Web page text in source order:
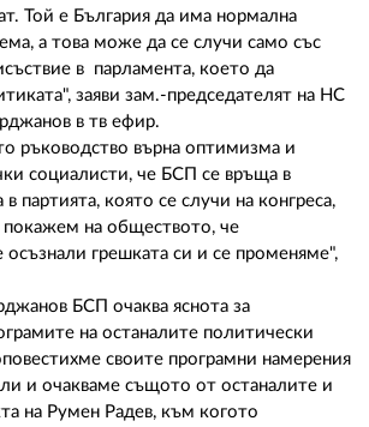
Той е България да има нормална
а това може да се случи само със
в парламента, което да
заяви зам.-председателят на НС
в тв ефир.
ръководство върна оптимизма и
социалисти, че БСП се връща в
партията, която се случи на конгреса,
на обществото, че
осъзнали грешката си и се променяме",
БСП очаква яснота за
на останалите политически
своите програмни намерения
и очакваме същото от останалите и
на Румен Радев, към когото
АБОНАМЕНТ
УСЛОВИЯ ЗА ПОЛЗВАНЕ
ПОЛИТИКАТА ЗА
ПОВЕРИТЕЛНОСТ